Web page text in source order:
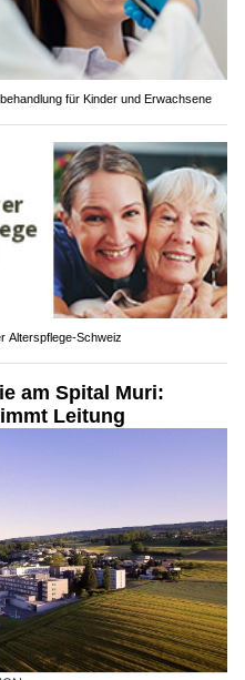
für Kinder und Erwachsene
Alterspflege-Schweiz
am Spital Muri:
Leitung